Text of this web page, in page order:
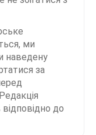
ми
наведену
за
до